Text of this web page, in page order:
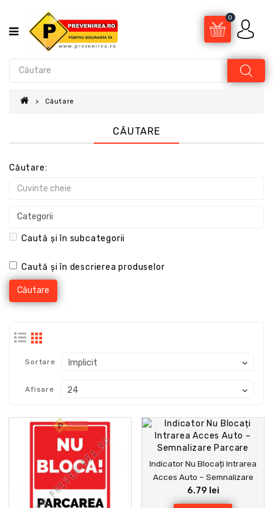
0
Căutare
CĂUTARE
Căutare:
Caută și în subcategorii
Caută și în descrierea produselor
Sortare
Afisare
Indicator Nu Blocați Intrarea
Acces Auto – Semnalizare
Parcare
6.79 lei